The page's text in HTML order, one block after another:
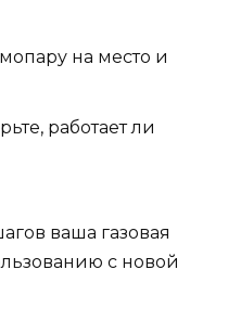
на место и
работает ли
ваша газовая
с новой